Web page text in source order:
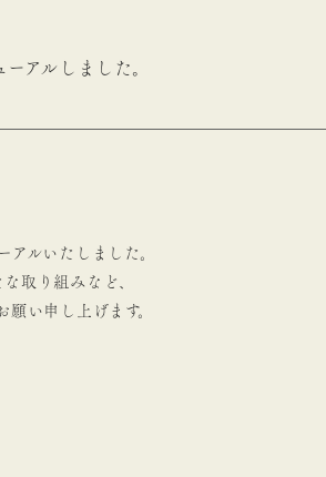
アルしました。
ルいたしました。
取り組みなど、
い申し上げます。